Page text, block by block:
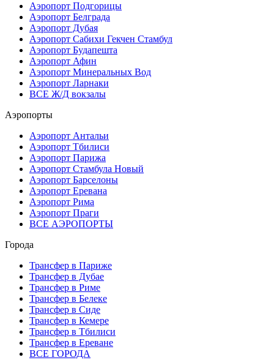
Аэропорт Подгорицы
Аэропорт Белграда
Аэропорт Дубая
Аэропорт Сабихи Гекчен Стамбул
Аэропорт Будапешта
Аэропорт Афин
Аэропорт Минеральных Вод
Аэропорт Ларнаки
ВСЕ Ж/Д вокзалы
Аэропорты
Аэропорт Антальи
Аэропорт Тбилиси
Аэропорт Парижа
Аэропорт Стамбула Новый
Аэропорт Барселоны
Аэропорт Еревана
Аэропорт Рима
Аэропорт Праги
ВСЕ АЭРОПОРТЫ
Города
Трансфер в Париже
Трансфер в Дубае
Трансфер в Риме
Трансфер в Белеке
Трансфер в Сиде
Трансфер в Кемере
Трансфер в Тбилиси
Трансфер в Ереване
ВСЕ ГОРОДА